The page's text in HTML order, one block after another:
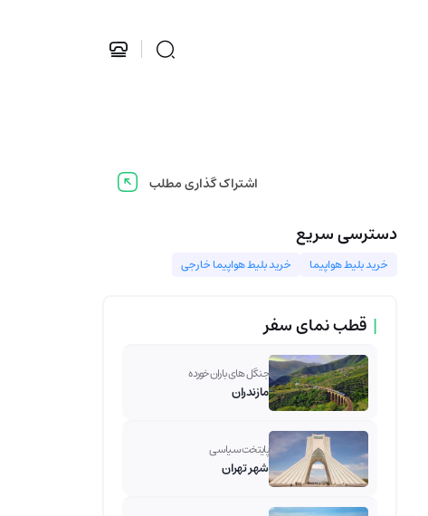
اشتراک گذاری مطلب
دسترسی سریع
خرید بلیط هواپیما خرید بلیط هواپیما خارجی
| قطب نمای سفر
جنگل های باران خورده
مازندران
پایتخت سیاسی
شهر تهران